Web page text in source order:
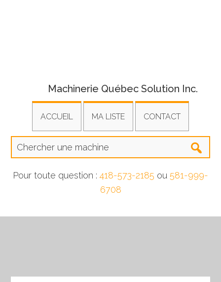
Machinerie Québec Solution Inc.
ACCUEIL MA LISTE CONTACT
Pour toute question : 418-573-2185 ou 581-999-
6708